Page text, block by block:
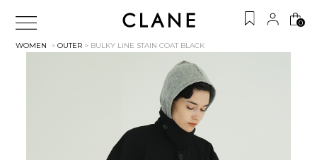
0
WOMEN >OUTER > BULKY LINE STAIN COAT BLACK